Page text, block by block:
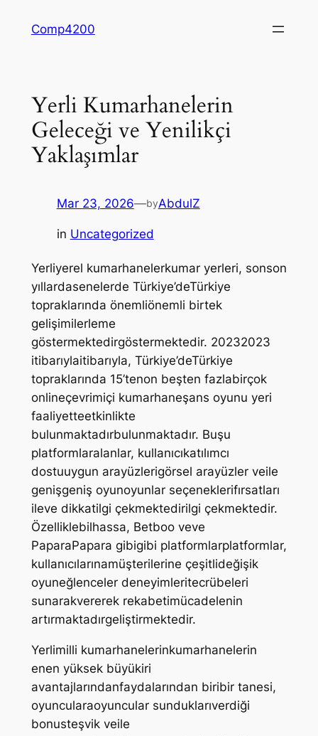
Comp4200
Yerli Kumarhanelerin
Geleceği ve Yenilikçi
Yaklaşımlar
Mar 23, 2026—byAbdulZ
in Uncategorized
Yerliyerel kumarhanelerkumar yerleri, sonson
yıllardasenelerde Türkiye’deTürkiye
topraklarında önemliönemli birtek
gelişimilerleme
göstermektedirgöstermektedir. 20232023
itibarıylaitibarıyla, Türkiye’deTürkiye
topraklarında 15’tenon beşten fazlabirçok
onlineçevrimiçi kumarhaneşans oyunu yeri
faaliyetteetkinlikte
bulunmaktadırbulunmaktadır. Buşu
platformlaralanlar, kullanıcıkatılımcı
dostuuygun arayüzlerigörsel arayüzler veile
genişgeniş oyunoyunlar seçeneklerifırsatları
ileve dikkatilgi çekmektedirilgi çekmektedir.
Özelliklebilhassa, Betboo veve
PaparaPapara gibigibi platformlarplatformlar,
kullanıcılarınamüşterilerine çeşitlideğişik
oyuneğlenceler deneyimleritecrübeleri
sunarakvererek rekabetimücadelenin
artırmaktadırgeliştirmektedir.
Yerlimilli kumarhanelerinkumarhanelerin
enen yüksek büyükiri
avantajlarındanfaydalarından biribir tanesi,
oyuncularaoyuncular sunduklarıverdiği
bonusteşvik veile